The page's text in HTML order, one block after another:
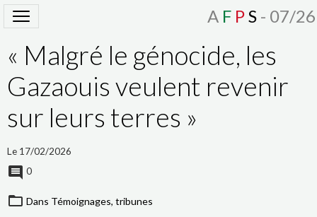
A F PS - 07/26
« Malgré le génocide, les
Gazaouis veulent revenir
sur leurs terres »
Le 17/02/2026
0
Dans Témoignages, tribunes